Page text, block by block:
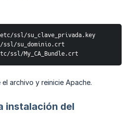
ssl/su_clave_privada.key
su_dominio.crt
ssl/My_CA_Bundle.crt
archivo y reinicie Apache.
instalación del